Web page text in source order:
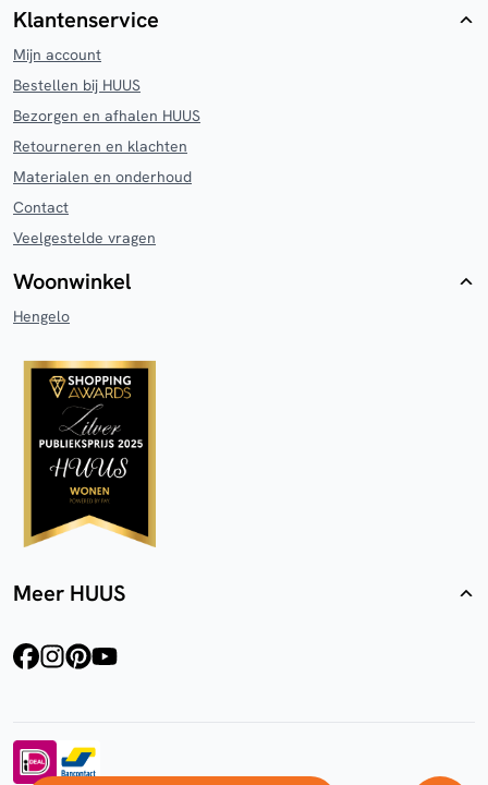
Klantenservice
Mijn account
Bestellen bij HUUS
Bezorgen en afhalen HUUS
Retourneren en klachten
Materialen en onderhoud
Contact
Veelgestelde vragen
Woonwinkel
Hengelo
Meer HUUS
facebookinstagram
pinterest
youtube